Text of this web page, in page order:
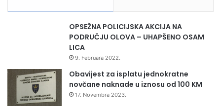
OPSEŽNA POLICIJSKA AKCIJA NA
PODRUČJU OLOVA – UHAPŠENO OSAM
LICA
9. Februara 2022.
Obavijest za isplatu jednokratne
novčane naknade u iznosu od 100 KM
17. Novembra 2023.